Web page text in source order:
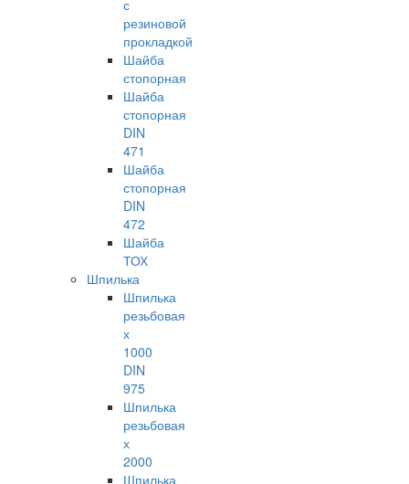
с
резиновой
прокладкой
Шайба
стопорная
Шайба
стопорная
DIN
471
Шайба
стопорная
DIN
472
Шайба
ТОХ
Шпилька
Шпилька
резьбовая
х
1000
DIN
975
Шпилька
резьбовая
х
2000
Шпилька